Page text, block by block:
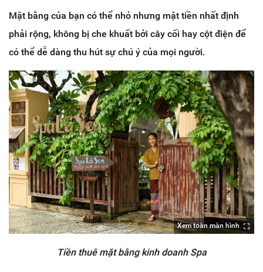
Mặt bằng của bạn có thể nhỏ nhưng mặt tiền nhất định
phải rộng, không bị che khuất bởi cây cối hay cột điện để
có thể dễ dàng thu hút sự chú ý của mọi người.
Xem toàn màn hình
Tiền thuê mặt bằng kinh doanh Spa